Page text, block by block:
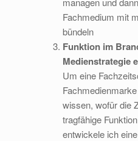
Fachmedium mit
bündeln
Funktion im
Medienstrategie
Um eine
wissen, wofür die
tragfähige
entwickele ich